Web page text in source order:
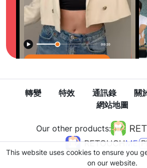
轉變 特效 通訊錄 關
網站地圖
Our other products:
This website uses cookies to ensure you
on our website.